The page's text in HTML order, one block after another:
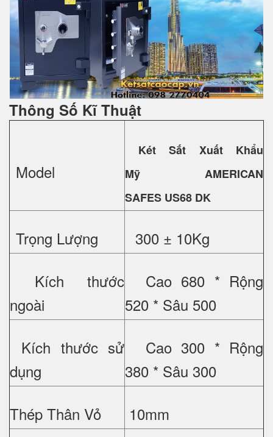
Thông Số Kĩ Thuật
Model
Két Sắt Xuất Khẩu
Mỹ AMERICAN
SAFES US68 DK
Trọng Lượng
300 ± 10Kg
Kích thước
ngoài
Cao 680 * Rộng
520 * Sâu 500
Kích thước sử
dụng
Cao 300 * Rộng
380 * Sâu 300
Thép Thân Vỏ
10mm